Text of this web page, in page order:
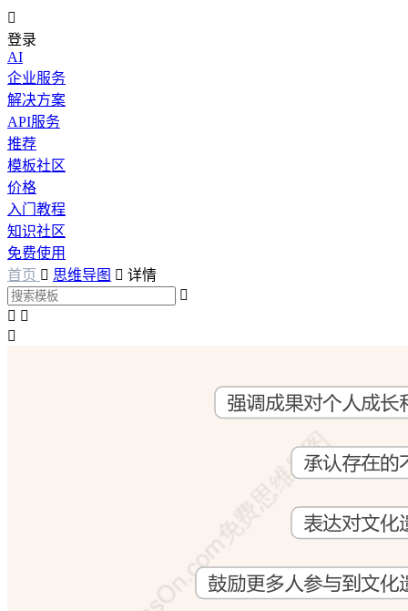

登录
AI
企业服务
解决方案
API服务
推荐
模板社区
价格
入门教程
知识社区
免费使用
首页  思维导图  详情

 
